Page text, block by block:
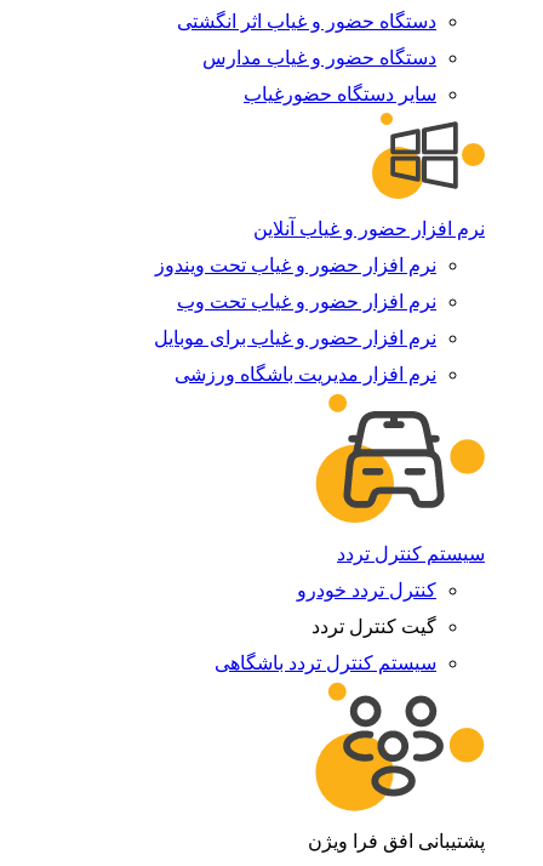
دستگاه حضور و غیاب اثر انگشتی
دستگاه حضور و غیاب مدارس
سایر دستگاه حضورغیاب
نرم افزار حضور و غیاب آنلاین
نرم افزار حضور و غیاب تحت ویندوز
نرم افزار حضور و غیاب تحت وب
نرم افزار حضور و غیاب برای موبایل
نرم افزار مدیریت باشگاه ورزشی
سیستم کنترل تردد
کنترل تردد خودرو
گیت کنترل تردد
سیستم کنترل تردد باشگاهی
پشتیبانی افق فرا ویژن